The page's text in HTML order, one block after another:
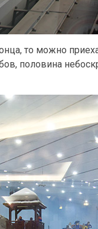
то можно
половина